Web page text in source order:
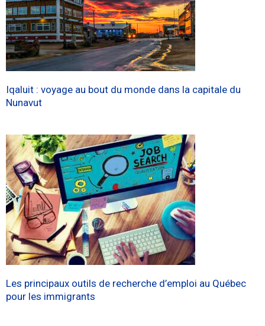
Iqaluit : voyage au bout du monde dans la capitale du
Nunavut
Les principaux outils de recherche d’emploi au Québec
pour les immigrants